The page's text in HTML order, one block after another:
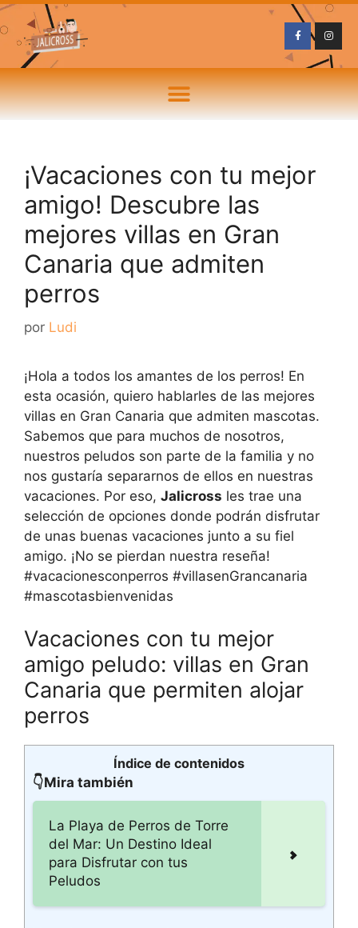
¡Vacaciones con tu mejor
amigo! Descubre las
mejores villas en Gran
Canaria que admiten
perros
por Ludi
¡Hola a todos los amantes de los perros! En
esta ocasión, quiero hablarles de las mejores
villas en Gran Canaria que admiten mascotas.
Sabemos que para muchos de nosotros,
nuestros peludos son parte de la familia y no
nos gustaría separarnos de ellos en nuestras
vacaciones. Por eso, Jalicross les trae una
selección de opciones donde podrán disfrutar
de unas buenas vacaciones junto a su fiel
amigo. ¡No se pierdan nuestra reseña!
#vacacionesconperros #villasenGrancanaria
#mascotasbienvenidas
Vacaciones con tu mejor
amigo peludo: villas en Gran
Canaria que permiten alojar
perros
Índice de contenidos
👇Mira también
La Playa de Perros de Torre
del Mar: Un Destino Ideal
para Disfrutar con tus
Peludos